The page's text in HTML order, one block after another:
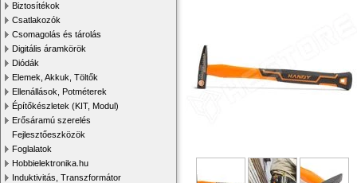
Biztosítékok
Csatlakozók
Csomagolás és tárolás
Digitális áramkörök
Diódák
Elemek, Akkuk, Töltők
Ellenállások, Potméterek
Építőkészletek (KIT, Modul)
Erősáramú szerelés
Fejlesztőeszközök
Foglalatok
Hobbielektronika.hu
Induktivitás, Transzformátor